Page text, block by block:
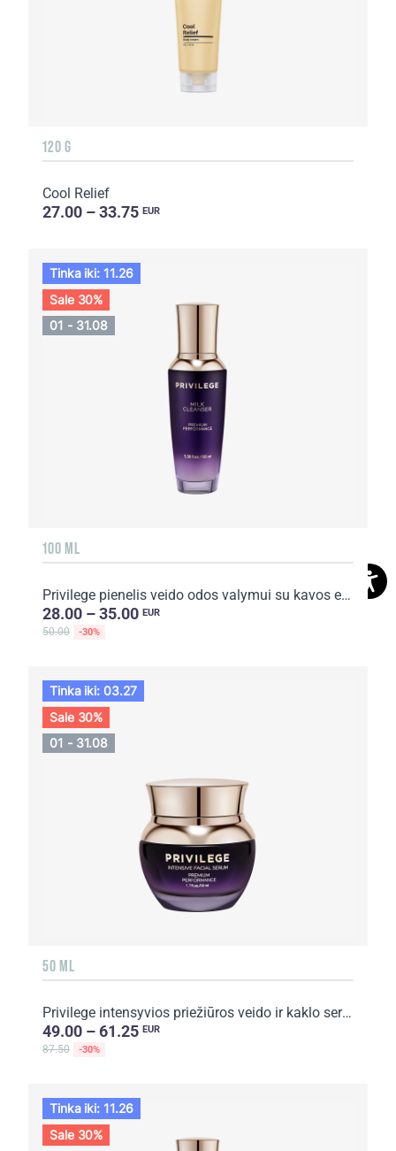
120 G
Cool Relief
27.00 – 33.75 EUR
Tinka iki: 11.26
Sale 30%
01 - 31.08
100 ML
Privilege pienelis veido odos valymui su kavos ekstraktu ir aliejumi
28.00 – 35.00 EUR
50.00 -30%
Tinka iki: 03.27
Sale 30%
01 - 31.08
50 ML
Privilege intensyvios priežiūros veido ir kaklo serumas su kavos ekstraktu
49.00 – 61.25 EUR
87.50 -30%
Tinka iki: 11.26
Sale 30%